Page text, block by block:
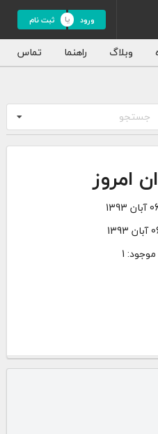
ورود ثبت نام
وبلاگ راهنما تماس
جستجو
امروز
1393
1393
1